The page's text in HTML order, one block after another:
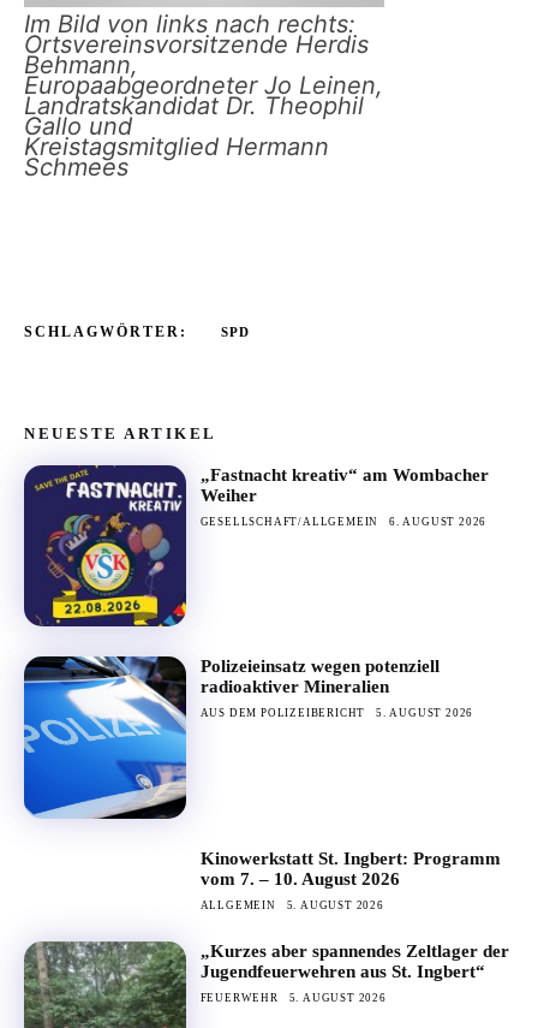
Im Bild von links nach rechts:
Ortsvereinsvorsitzende Herdis
Behmann,
Europaabgeordneter Jo Leinen,
Landratskandidat Dr. Theophil
Gallo und
Kreistagsmitglied Hermann
Schmees
SCHLAGWÖRTER: SPD
NEUESTE ARTIKEL
„Fastnacht kreativ“ am Wombacher
Weiher
GESELLSCHAFT/ALLGEMEIN 6. AUGUST 2026
Polizeieinsatz wegen potenziell
radioaktiver Mineralien
AUS DEM POLIZEIBERICHT 5. AUGUST 2026
Kinowerkstatt St. Ingbert: Programm
vom 7. – 10. August 2026
ALLGEMEIN 5. AUGUST 2026
„Kurzes aber spannendes Zeltlager der
Jugendfeuerwehren aus St. Ingbert“
FEUERWEHR 5. AUGUST 2026